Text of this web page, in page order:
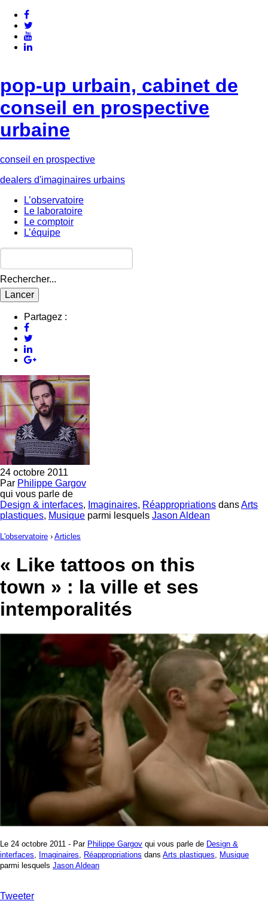
pop-up urbain, cabinet de
conseil en prospective
urbaine
conseil en prospective
dealers d'imaginaires urbains
L’observatoire
Le laboratoire
Le comptoir
L’équipe
Rechercher...
Partagez :
24 octobre 2011
Par Philippe Gargov
qui vous parle de
Design & interfaces, Imaginaires, Réappropriations dansArts
plastiques, Musique parmi lesquels Jason Aldean
L'observatoire › Articles
« Like tattoos on this
town » : la ville et ses
intemporalités
Le 24 octobre 2011 - Par Philippe Gargov qui vous parle de Design &
interfaces
Imaginaires Réappropriations dans Arts plastiques
Musique
parmi lesquels Jason Aldean
Tweeter